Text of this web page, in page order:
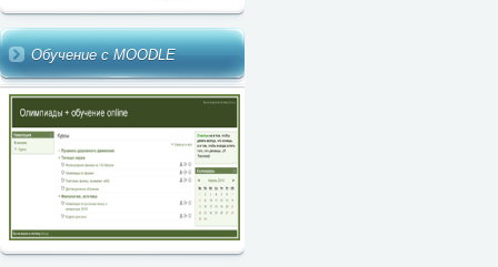
Обучение с MOODLE